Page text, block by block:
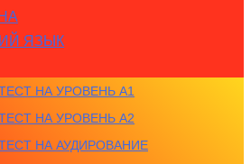
ЯЗЫК
НА УРОВЕНЬ A1
НА УРОВЕНЬ A2
НА АУДИРОВАНИЕ